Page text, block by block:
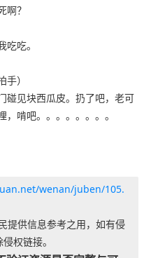
啊？
吃。
）
碰见块西瓜皮。扔了吧，老可
啃吧。。。。。。。。
wenan/juben/105.
提供信息参考之用，如有侵
权链接。